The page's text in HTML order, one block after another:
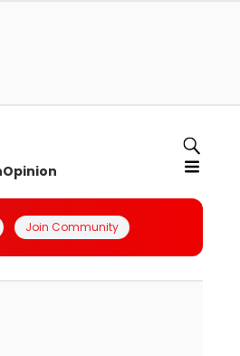
Opinion
Join Community